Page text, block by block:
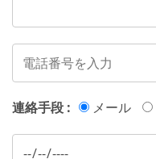
連絡手段 : メール